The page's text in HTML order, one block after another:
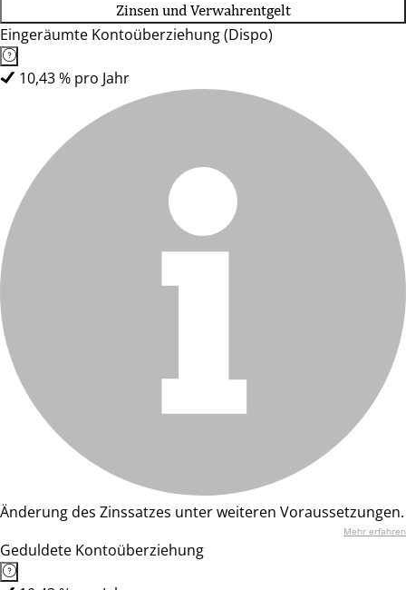
Zinsen und Verwahrentgelt
Eingeräumte Kontoüberziehung (Dispo)
10,43 % pro Jahr
Änderung des Zinssatzes unter weiteren Voraussetzungen.
Mehr erfahren
Geduldete Kontoüberziehung